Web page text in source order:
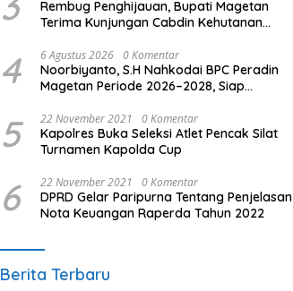
Rembug Penghijauan, Bupati Magetan
Terima Kunjungan Cabdin Kehutanan
4 6 Agustus 2026 0 Komentar
Noorbiyanto, S.H Nahkodai BPC Peradin
Magetan Periode 2026–2028, Siap
5 22 November 2021 0 Komentar
Kapolres Buka Seleksi Atlet Pencak Silat
Turnamen Kapolda Cup
6 22 November 2021 0 Komentar
DPRD Gelar Paripurna Tentang Penjelasan
Nota Keuangan Raperda Tahun 2022
Berita Terbaru